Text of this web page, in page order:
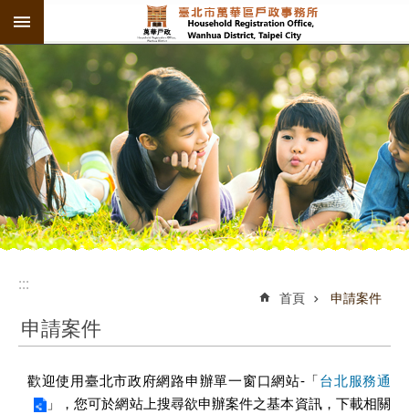
跳到主要內容區塊
:::
:::
首頁 申請案件
申請案件
歡迎使用臺北市政府網路申辦單一窗口網站-「台北服務通
」，您可於網站上搜尋欲申辦案件之基本資訊，下載相關